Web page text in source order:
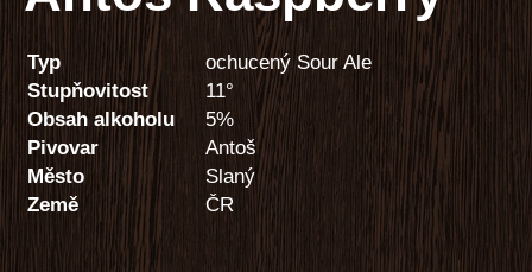
Typ
ochucený Sour Ale
Stupňovitost
11°
Obsah alkoholu
5%
Pivovar
Antoš
Město
Slaný
Země
ČR